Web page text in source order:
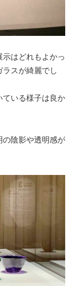
はどれもよかっ
スが綺麗でし
ている様子は良か
の陰影や透明感が